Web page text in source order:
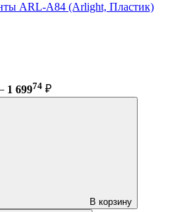
ARL-A84 (Arlight, Пластик)
1 69974 ₽
В корзину